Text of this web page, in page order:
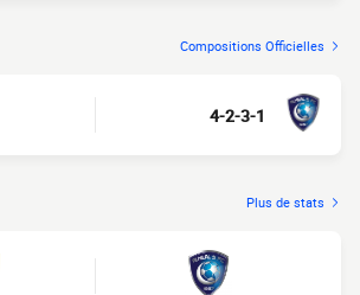
Compositions Officielles
4-2-3-1
Plus de stats